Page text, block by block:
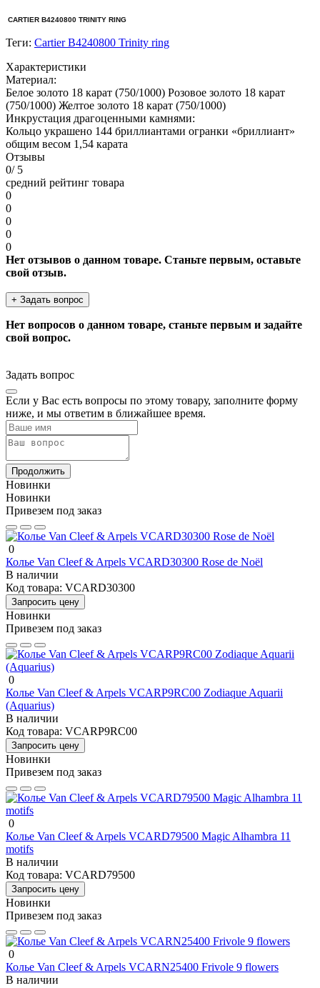
CARTIER B4240800 TRINITY RING
Теги: Cartier B4240800 Trinity ring
Характеристики
Материал:
Белое золото 18 карат (750/1000) Розовое золото 18 карат
(750/1000) Желтое золото 18 карат (750/1000)
Инкрустация драгоценными камнями:
Кольцо украшено 144 бриллиантами огранки «бриллиант»
общим весом 1,54 карата
Отзывы
0/ 5
средний рейтинг товара
0
0
0
0
0
Нет отзывов о данном товаре. Станьте первым, оставьте
свой отзыв.
+ Задать вопрос
Нет вопросов о данном товаре, станьте первым и задайте
свой вопрос.
Задать вопрос
Если у Вас есть вопросы по этому товару, заполните форму
ниже, и мы ответим в ближайшее время.
Продолжить
Новинки
Новинки
Привезем под заказ
0
Колье Van Cleef & Arpels VCARD30300 Rose de Noël
В наличии
Код товара: VCARD30300
Запросить цену
Новинки
Привезем под заказ
0
Колье Van Cleef & Arpels VCARP9RC00 Zodiaque Aquarii
(Aquarius)
В наличии
Код товара: VCARP9RC00
Запросить цену
Новинки
Привезем под заказ
0
Колье Van Cleef & Arpels VCARD79500 Magic Alhambra 11
motifs
В наличии
Код товара: VCARD79500
Запросить цену
Новинки
Привезем под заказ
0
Колье Van Cleef & Arpels VCARN25400 Frivole 9 flowers
В наличии